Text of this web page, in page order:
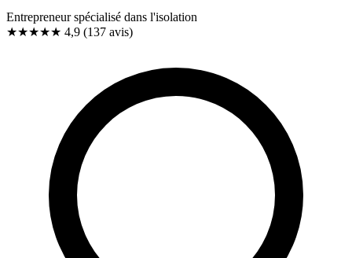
Entrepreneur spécialisé dans l'isolation
★★★★★ 4,9 (137 avis)